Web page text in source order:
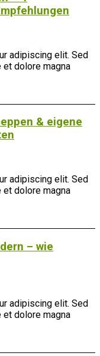
adipiscing elit. Sed
dolore magna
& eigene
adipiscing elit. Sed
dolore magna
– wie
adipiscing elit. Sed
dolore magna